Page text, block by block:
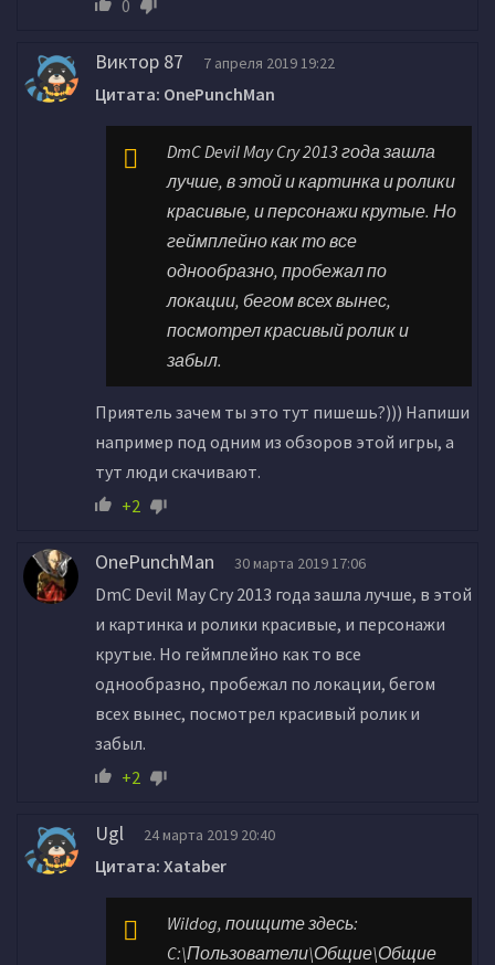
0
Виктор 87 7 апреля 2019 19:22
Цитата: OnePunchMan
DmC Devil May Cry 2013 года зашла
лучше, в этой и картинка и ролики
красивые, и персонажи крутые. Но
геймплейно как то все
однообразно, пробежал по
локации, бегом всех вынес,
посмотрел красивый ролик и
забыл.
Приятель зачем ты это тут пишешь?))) Напиши
например под одним из обзоров этой игры, а
тут люди скачивают.
+2
OnePunchMan 30 марта 2019 17:06
DmC Devil May Cry 2013 года зашла лучше, в этой
и картинка и ролики красивые, и персонажи
крутые. Но геймплейно как то все
однообразно, пробежал по локации, бегом
всех вынес, посмотрел красивый ролик и
забыл.
+2
Ugl 24 марта 2019 20:40
Цитата: Xataber
Wildog, поищите здесь:
C:\Пользователи\Общие\Общие